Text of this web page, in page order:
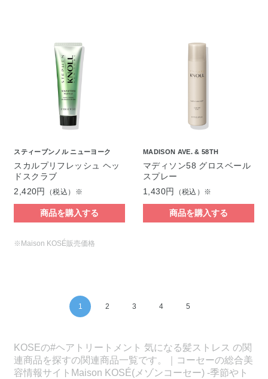
スティーブンノル ニューヨーク
スカルプリフレッシュ ヘッ
ドスクラブ
2,420円
（税込）※
商品を購入する
MADISON AVE. & 58TH
マディソン58 グロスベール
スプレー
1,430円
（税込）※
商品を購入する
※Maison KOSÉ販売価格
1 2 3 4 5
KOSEの#ヘアトリートメント 気になる髪ストレス の関
連商品を探すの関連商品一覧です。｜コーセーの総合美
容情報サイトMaison KOSÉ(メゾンコーセー) -季節やト